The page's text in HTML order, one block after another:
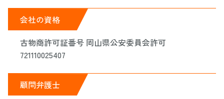
会社の資格
古物商許可証番号 岡山県公安委員会許可
721110025407
顧問弁護士